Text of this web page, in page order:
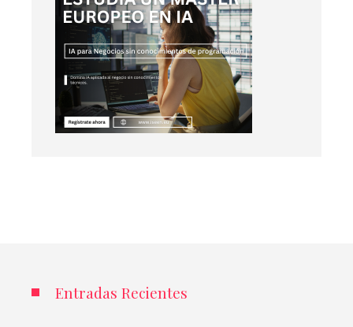
Entradas Recientes